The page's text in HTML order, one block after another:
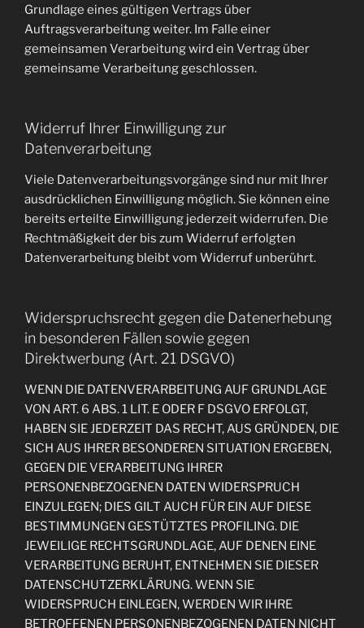
Grundlage eines gültigen Vertrags über
Auftragsverarbeitung weiter. Im Falle einer
gemeinsamen Verarbeitung wird ein Vertrag über
gemeinsame Verarbeitung geschlossen.
Widerruf Ihrer Einwilligung zur
Datenverarbeitung
Viele Datenverarbeitungsvorgänge sind nur mit Ihrer
ausdrücklichen Einwilligung möglich. Sie können eine
bereits erteilte Einwilligung jederzeit widerrufen. Die
Rechtmäßigkeit der bis zum Widerruf erfolgten
Datenverarbeitung bleibt vom Widerruf unberührt.
Widerspruchsrecht gegen die Datenerhebung
in besonderen Fällen sowie gegen
Direktwerbung (Art. 21 DSGVO)
WENN DIE DATENVERARBEITUNG AUF GRUNDLAGE
VON ART. 6 ABS. 1 LIT. E ODER F DSGVO ERFOLGT,
HABEN SIE JEDERZEIT DAS RECHT, AUS GRÜNDEN, DIE
SICH AUS IHRER BESONDEREN SITUATION ERGEBEN,
GEGEN DIE VERARBEITUNG IHRER
PERSONENBEZOGENEN DATEN WIDERSPRUCH
EINZULEGEN; DIES GILT AUCH FÜR EIN AUF DIESE
BESTIMMUNGEN GESTÜTZTES PROFILING. DIE
JEWEILIGE RECHTSGRUNDLAGE, AUF DENEN EINE
VERARBEITUNG BERUHT, ENTNEHMEN SIE DIESER
DATENSCHUTZERKLÄRUNG. WENN SIE
WIDERSPRUCH EINLEGEN, WERDEN WIR IHRE
BETROFFENEN PERSONENBEZOGENEN DATEN NICHT